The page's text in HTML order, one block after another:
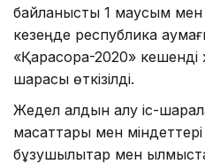
байланысты 1 маусым мен
кезеңде республика
«Қарасора-2020» кешенді
шарасы өткізілді.
Жедел алдын алу іс-
мақсаттары мен міндеттері
бұзушылықтар мен